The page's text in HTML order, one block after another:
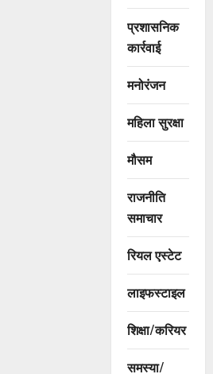
प्रशासनिक
कार्रवाई
मनोरंजन
महिला सुरक्षा
मौसम
राजनीति
समाचार
रियल एस्टेट
लाइफस्टाइल
शिक्षा/करियर
समस्या/